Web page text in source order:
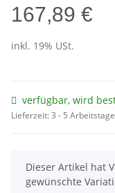
167,89 €
inkl. 19% USt.
verfügbar, wird
Lieferzeit:3 - 5 Arbeitstage
x
Dieser Artikel hat
gewünschte